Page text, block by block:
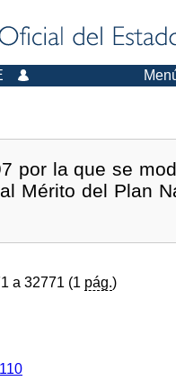
por la que se
Mérito del Plan
a 32771 (1 pág.)